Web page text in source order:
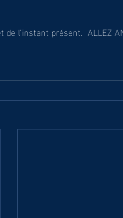
l’instant présent.  ALLEZ